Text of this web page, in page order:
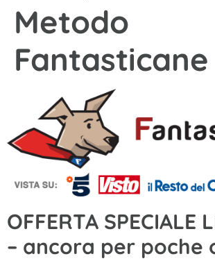
Metodo
Fantasticane
OFFERTA SPECIALE
– ancora per poche